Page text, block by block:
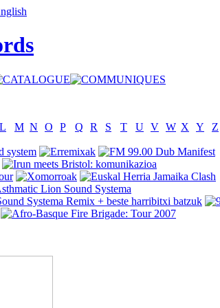
L M N O P Q R S T U V W X Y Z